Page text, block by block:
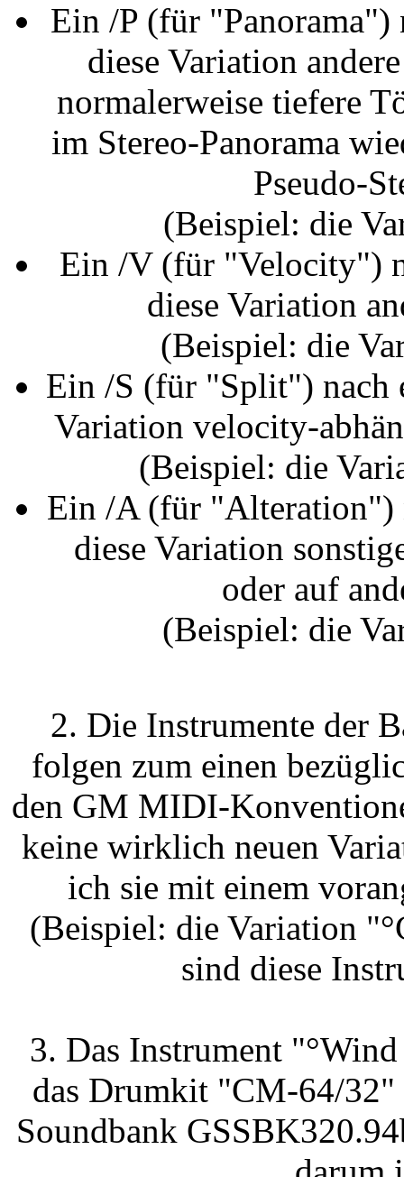
Ein /P (für "Panorama")
diese Variation
normalerweise tiefere
im Stereo-Panorama
Pseudo-
(Beispiel: die
Ein /V (für "Velocity")
diese Variation
(Beispiel: die
Ein /S (für "Split") nach
Variation velocity-
(Beispiel: die
Ein /A (für "Alteration")
diese Variation
oder auf
(Beispiel: die
2. Die Instrumente der
folgen zum einen
den GM MIDI-
keine wirklich neuen
ich sie mit einem
(Beispiel: die Variation
sind diese
3. Das Instrument
das Drumkit "CM-64/32"
Soundbank